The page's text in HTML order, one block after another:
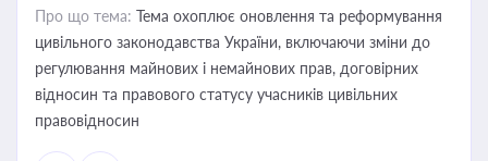
Про що тема: Тема охоплює оновлення та реформування
цивільного законодавства України, включаючи зміни до
регулювання майнових і немайнових прав, договірних
відносин та правового статусу учасників цивільних
правовідносин